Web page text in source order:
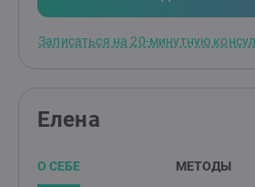
тяжёлыми психиатрическими
партнёрами в отношениях.
Записаться на 20-минутную
Елена
О СЕБЕ МЕТОДЫ